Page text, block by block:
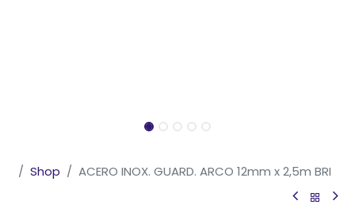
Shop ACERO INOX. GUARD. ARCO 12mm x 2,5m BRI